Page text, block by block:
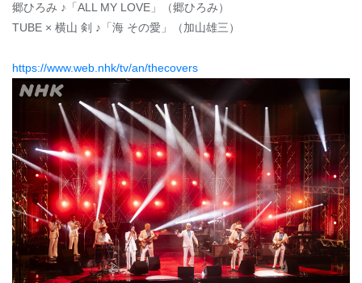
郷ひろみ ♪「ALL MY LOVE」（郷ひろみ）
TUBE × 横山 剣 ♪「海 その愛」（加山雄三）
https://www.web.nhk/tv/an/thecovers